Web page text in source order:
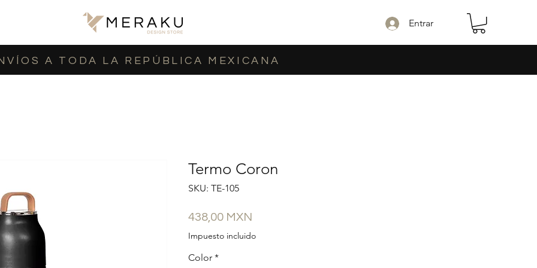
Entrar
A TODA LA REPÚBLICA MEXICANA
Termo Coron
SKU: TE-105
438,00 MXN
Impuesto incluido
Color *